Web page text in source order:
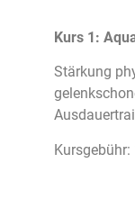
Kurs 1:
Stärkung
Kursgebühr: